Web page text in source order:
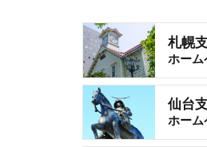
札幌
ホーム
仙台
ホーム